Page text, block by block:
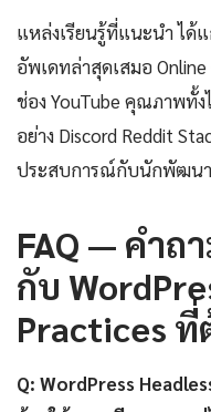
แหล่งเรียนรู้ที่แนะนำ ได้
อัพเดทล่าสุดเสมอ Online
ช่อง YouTube คุณภาพทั้
อย่าง Discord Reddit
ประสบการณ์กับนักพัฒน
FAQ — คำถ
กับ
Practices ที่
Q: WordPress